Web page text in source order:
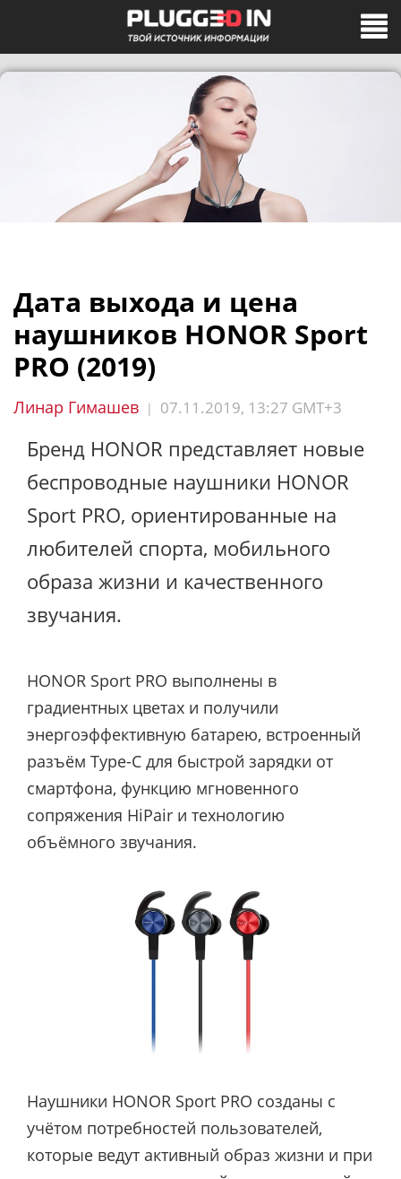
Дата выхода и цена
наушников HONOR Sport
PRO (2019)
Линар Гимашев | 07.11.2019, 13:27 GMT+3
Бренд HONOR представляет новые
беспроводные наушники HONOR
Sport PRO, ориентированные на
любителей спорта, мобильного
образа жизни и качественного
звучания.
HONOR Sport PRO выполнены в
градиентных цветах и получили
энергоэффективную батарею, встроенный
разъём Type-C для быстрой зарядки от
смартфона, функцию мгновенного
сопряжения HiPair и технологию
объёмного звучания.
Наушники HONOR Sport PRO созданы с
учётом потребностей пользователей,
которые ведут активный образ жизни и при